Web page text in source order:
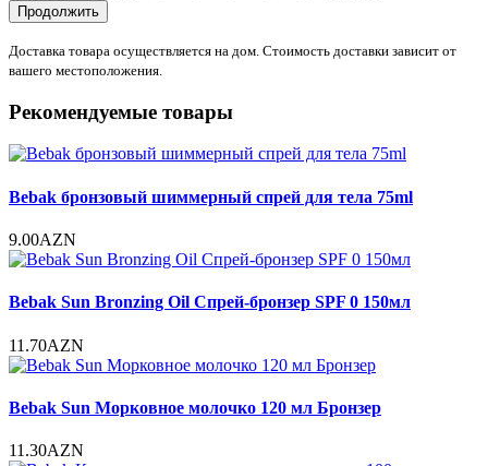
Продолжить
Доставка товара осуществляется на дом. Стоимость доставки зависит от
вашего местоположения.
Рекомендуемые товары
Bebak бронзовый шиммерный спрей для тела 75ml
9.00AZN
Bebak Sun Bronzing Oil Спрей-бронзер SPF 0 150мл
11.70AZN
Bebak Sun Морковное молочко 120 мл Бронзер
11.30AZN